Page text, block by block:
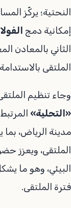
النحتية؛ يركّز
إمكانية دمج
الثاني بالمعادن
الملتقى
وجاء تنظيم
«التحلية»
مدينة الرياض،
الملتقى، ويعزز
البيئي، وهو ما
فترة الملتقى.